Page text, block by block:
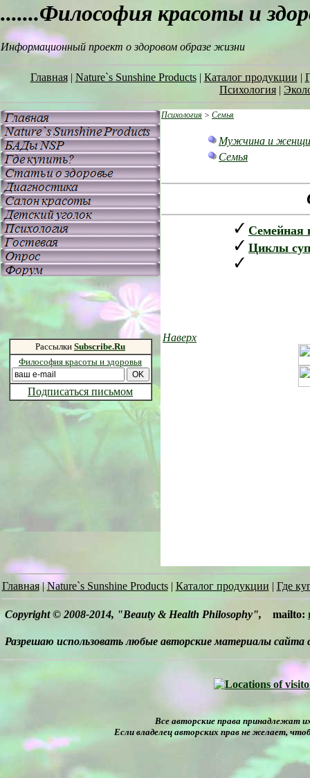
.......Философия красоты и
Информационный проект о здоровом образе жизни
Главная| Nature`s Sunshine Products| Каталог продукции |
Психология |
Рассылки Subscribe.Ru
Философия красоты и здоровья
Подписаться письмом
Психология > Семья
Мужчина и
Семья
Семейная
Циклы
Наверх
Главная|Nature`s Sunshine Products| Каталог продукции | Где
Copyright © 2008-2014, "Beauty & Health Philosophy", mailto:
Разрешаю использовать любые авторские материалы сайта
Все авторские права принадлежат
Если владелец авторских прав не желает,